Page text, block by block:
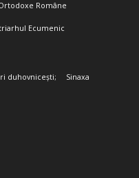
Române
Ecumenic
duhovnicești; Sinaxa